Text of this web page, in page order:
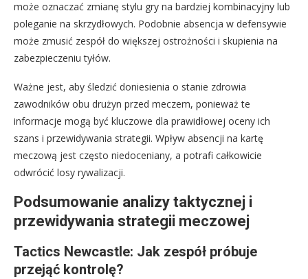
może oznaczać zmianę stylu gry na bardziej kombinacyjny lub
poleganie na skrzydłowych. Podobnie absencja w defensywie
może zmusić zespół do większej ostrożności i skupienia na
zabezpieczeniu tyłów.
Ważne jest, aby śledzić doniesienia o stanie zdrowia
zawodników obu drużyn przed meczem, ponieważ te
informacje mogą być kluczowe dla prawidłowej oceny ich
szans i przewidywania strategii. Wpływ absencji na kartę
meczową jest często niedoceniany, a potrafi całkowicie
odwrócić losy rywalizacji.
Podsumowanie analizy taktycznej i
przewidywania strategii meczowej
Tactics Newcastle: Jak zespół próbuje
przejąć kontrolę?